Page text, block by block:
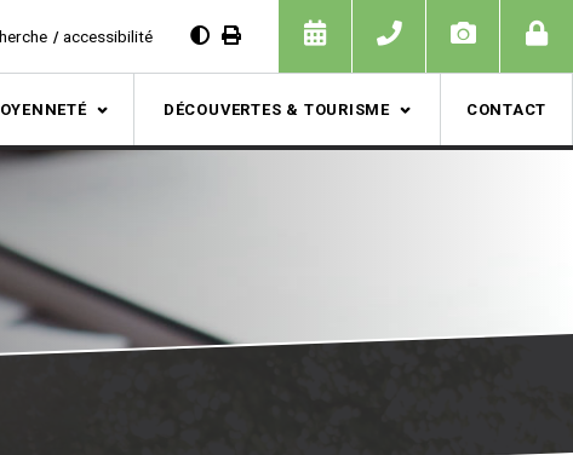
accessibilité
DÉCOUVERTES & TOURISME CONTACT